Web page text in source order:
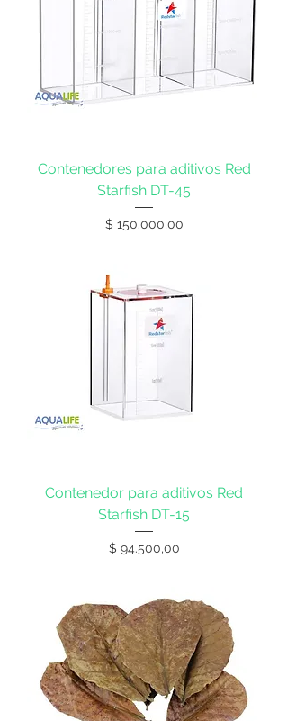
Contenedores para aditivos Red
Starfish DT-45
Precio
$ 150.000,00
Contenedor para aditivos Red
Starfish DT-15
Precio
$ 94.500,00